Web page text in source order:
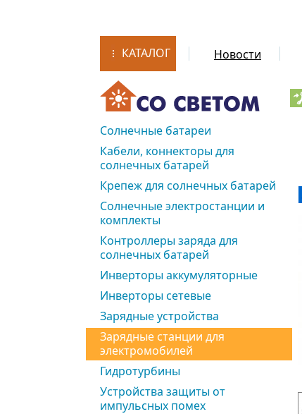
КАТАЛОГ Новости
Солнечные батареи
Кабели, коннекторы для
солнечных батарей
Крепеж для солнечных батарей
Солнечные электростанции и
комплекты
Контроллеры заряда для
солнечных батарей
Инверторы аккумуляторные
Инверторы сетевые
Зарядные устройства
Зарядные станции для
электромобилей
Гидротурбины
Устройства защиты от
импульсных помех